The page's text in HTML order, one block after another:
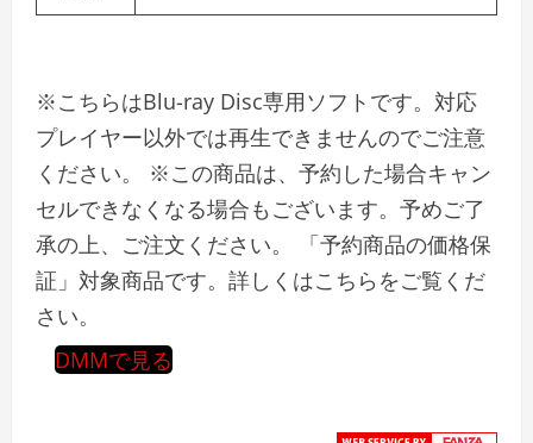
※こちらはBlu-ray Disc専用ソフトです。対応
プレイヤー以外では再生できませんのでご注意
ください。 ※この商品は、予約した場合キャン
セルできなくなる場合もございます。予めご了
承の上、ご注文ください。 「予約商品の価格保
証」対象商品です。詳しくはこちらをご覧くだ
さい。
DMMで見る